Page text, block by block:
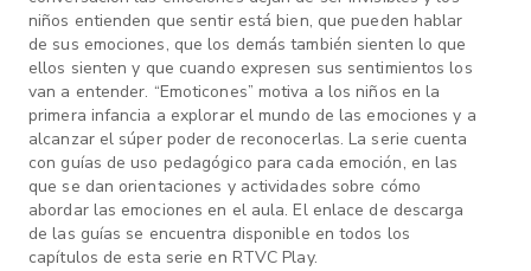
niños entienden que sentir está bien, que pueden hablar
de sus emociones, que los demás también sienten lo que
ellos sienten y que cuando expresen sus sentimientos los
van a entender. “Emoticones” motiva a los niños en la
primera infancia a explorar el mundo de las emociones y a
alcanzar el súper poder de reconocerlas. La serie cuenta
con guías de uso pedagógico para cada emoción, en las
que se dan orientaciones y actividades sobre cómo
abordar las emociones en el aula. El enlace de descarga
de las guías se encuentra disponible en todos los
capítulos de esta serie en RTVC Play.